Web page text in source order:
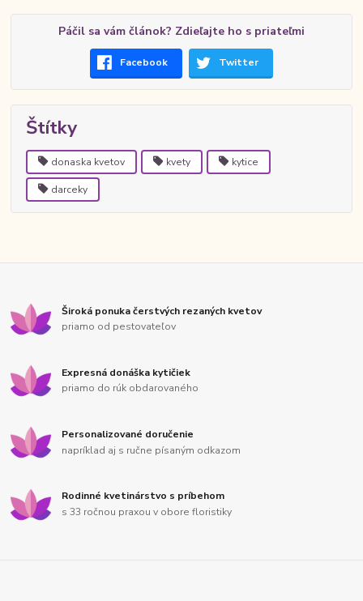
Páčil sa vám článok? Zdieľajte ho s priateľmi
Facebook Twitter
Štítky
donaska kvetov kvety kytice
darceky
Široká ponuka čerstvých rezaných kvetov
priamo od pestovateľov
Expresná donáška kytičiek
priamo do rúk obdarovaného
Personalizované doručenie
napríklad aj s ručne písaným odkazom
Rodinné kvetinárstvo s príbehom
s 33 ročnou praxou v obore floristiky